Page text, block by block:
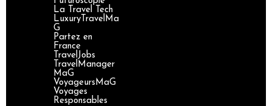
La Travel Tech
LuxuryTravelMa
G
Partez en
France
TravelJobs
TravelManager
MaG
VoyageursMaG
Voyages
Responsables